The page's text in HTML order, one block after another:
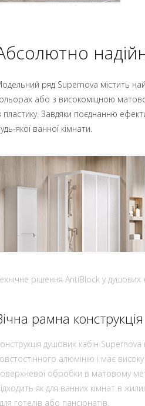
ряд Supernova містить
або з високоміцною
пластику. Завдяки поєднанню
якої ванної кімнати.
рішення AntiBlock у душових
рамна конструкція
душових кабін
алюмінію і має високу
обробки в матовому
як для ванних кімнат в
для готелів або пансіонатів.